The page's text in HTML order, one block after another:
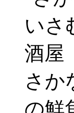
さか
の鮮